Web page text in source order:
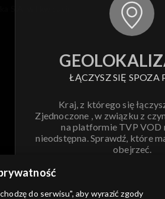
ŁĄCZYSZ SIĘ SPOZA
Kraj, z którego się
Zjednoczone , w związku z
na platformie TVP VOD
nieodstępna. Sprawdź, które
obejrzeć.
do serwisu", aby wyrazić zgody